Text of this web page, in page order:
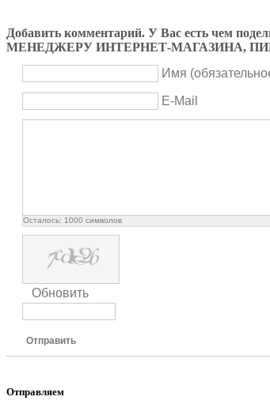
Добавить комментарий. У Вас есть чем
МЕНЕДЖЕРУ ИНТЕРНЕТ-МАГАЗИНА,
Имя
E-Mail
Осталось: 1000 символов
Обновить
Отправить
Отправляем